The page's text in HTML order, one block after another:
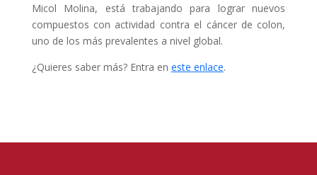
Micol Molina, está trabajando para lograr nuevos
compuestos con actividad contra el cáncer de colon,
uno de los más prevalentes a nivel global.
¿Quieres saber más? Entra en este enlace.